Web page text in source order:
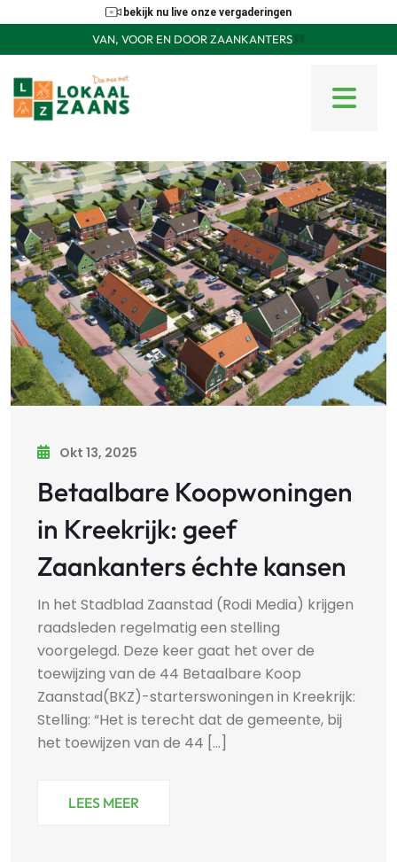
bekijk nu live onze vergaderingen
VAN, VOOR EN DOOR ZAANKANTERS
Okt 13, 2025
Betaalbare Koopwoningen
in Kreekrijk: geef
Zaankanters échte kansen
In het Stadblad Zaanstad (Rodi Media) krijgen
raadsleden regelmatig een stelling
voorgelegd. Deze keer gaat het over de
toewijzing van de 44 Betaalbare Koop
Zaanstad(BKZ)-starterswoningen in Kreekrijk:
Stelling: “Het is terecht dat de gemeente, bij
het toewijzen van de 44 [...]
LEES MEER